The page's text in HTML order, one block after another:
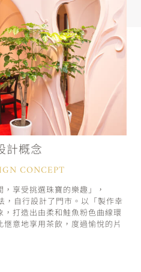
計概念
CONCEPT
享受挑選珠寶的樂趣」，
，自行設計了門市。以「製作幸
打造出由柔和鮭魚粉色曲線環
意地享用茶飲，度過愉悅的片